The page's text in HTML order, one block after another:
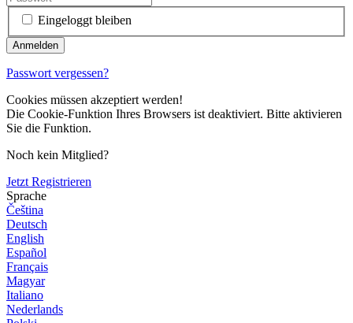
Eingeloggt bleiben
Passwort vergessen?
Cookies müssen akzeptiert werden!
Die Cookie-Funktion Ihres Browsers ist deaktiviert. Bitte aktivieren
Sie die Funktion.
Noch kein Mitglied?
Jetzt Registrieren
Sprache
Čeština
Deutsch
English
Español
Français
Magyar
Italiano
Nederlands